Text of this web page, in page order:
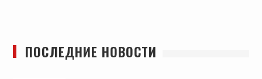
ПОСЛЕДНИЕ НОВОСТИ